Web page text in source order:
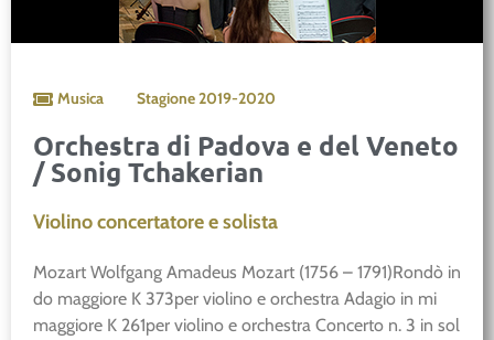
Musica Stagione2019-2020
Orchestra di Padova e del Veneto
/ Sonig Tchakerian
Violino concertatore e solista
Mozart Wolfgang Amadeus Mozart (1756 – 1791)Rondò in
do maggiore K 373per violino e orchestra Adagio in mi
maggiore K 261per violino e orchestra Concerto n. 3 in sol